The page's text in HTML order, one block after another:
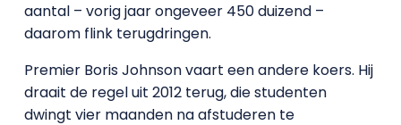
aantal – vorig jaar ongeveer 450 duizend –
daarom flink terugdringen.
Premier Boris Johnson vaart een andere koers. Hij
draait de regel uit 2012 terug, die studenten
dwingt vier maanden na afstuderen te